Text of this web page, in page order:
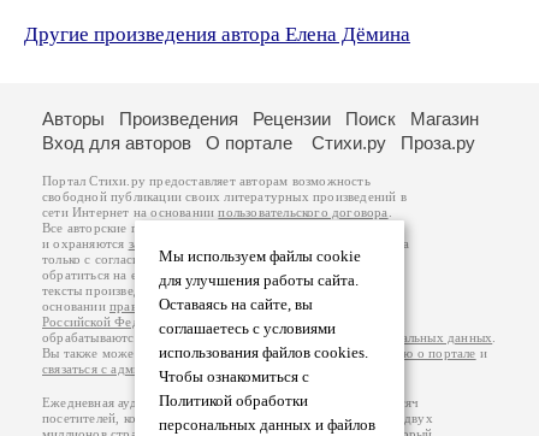
Другие произведения автора Елена Дёмина
Мы используем файлы cookie
для улучшения работы сайта.
Оставаясь на сайте, вы
соглашаетесь с условиями
использования файлов cookies.
Чтобы ознакомиться с
Политикой обработки
персональных данных и файлов
Авторы Произведения Рецензии Поиск
Магазин
Вход для авторов
О портале Стихи.ру Проза.ру
Портал Стихи.ру предоставляет авторам возможность
свободной публикации своих литературных произведений в
сети Интернет на основаниипользовательского договора
Все авторские права на произведения принадлежат авторам
и охраняются законом
. Перепечатка произведений возможна
только с согласия его автора, к которому вы можете
обратиться на его авторской странице. Ответственность за
тексты произведений авторы несут самостоятельно на
основанииправил публикацииизаконодательства
Российской Федерации
обрабатываются на основанииПолитики обработки персональных данных
Вы также можете посмотреть более подробнуюинформацию о портале и
связаться с администрацией
Ежедневная аудитория портала Стихи.ру – порядка 200 тысяч
посетителей, которые в общей сумме просматривают более двух